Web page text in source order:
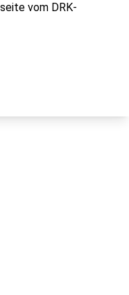
vom DRK-